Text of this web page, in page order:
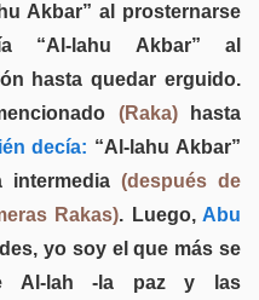
Akbar” al prosternarse
“Al-lahu Akbar” al
hasta quedar erguido.
(Raka)hasta
decía: “Al-lahu Akbar”
intermedia (después de
Rakas). Luego,Abu
yo soy el que más se
Al-lah -la paz y las